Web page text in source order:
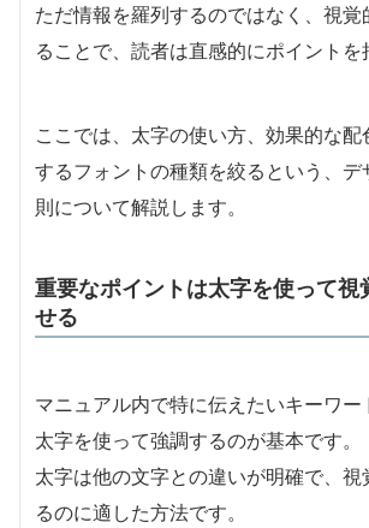
ただ情報を羅列するのではなく、視覚
ることで、読者は直感的にポイントを
ここでは、太字の使い方、効果的な配
するフォントの種類を絞るという、デ
則について解説します。
重要なポイントは太字を使って視
せる
マニュアル内で特に伝えたいキーワー
太字を使って強調するのが基本です。
太字は他の文字との違いが明確で、
るのに適した方法です。